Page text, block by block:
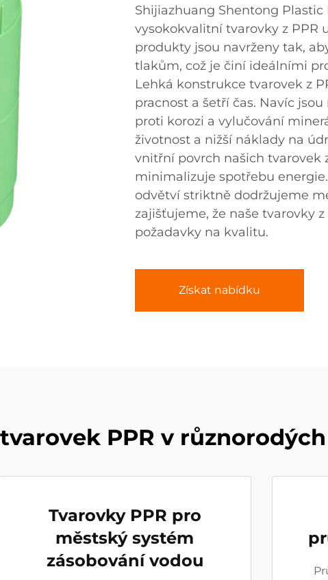
Shijiazhuang Shentong Plastic
vysokokvalitní tvarovky z PPR
produkty jsou navrženy tak,
tlakům, což je činí ideálními
Lehká konstrukce tvarovek z
pracnost a šetří čas. Navíc
proti korozi a vylučování
životnost a nižší náklady na
vnitřní povrch našich tvarovek
minimalizuje spotřebu
odvětví striktně dodržujeme
zajišťujeme, že naše tvarovky
požadavky na kvalitu.
Získat nabídku
PPR v
Tvarovky PPR pro
městský systém
zásobování vodou